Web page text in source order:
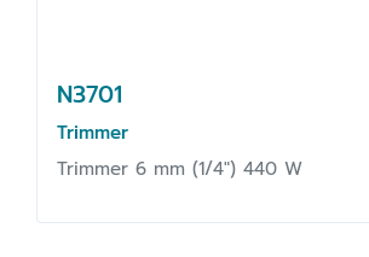
N3701
Trimmer
Trimmer 6 mm (1/4") 440 W